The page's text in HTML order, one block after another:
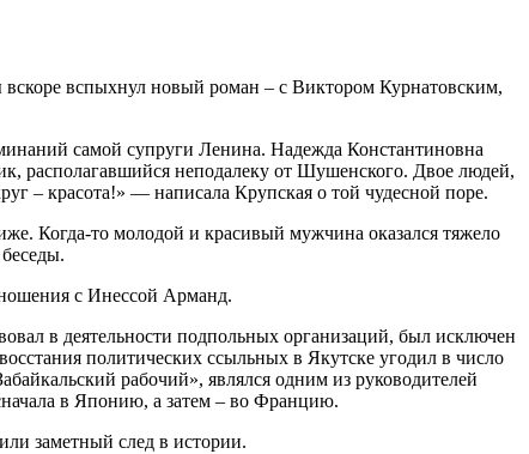
вспыхнул новый роман – с Виктором Курнатовским,
самой супруги Ленина. Надежда Константиновна
располагавшийся неподалеку от Шушенского. Двое людей,
– красота!» — написала Крупская о той чудесной поре.
Когда-то молодой и красивый мужчина оказался тяжело
с Инессой Арманд.
в деятельности подпольных организаций, был исключен
политических ссыльных в Якутске угодил в число
рабочий», являлся одним из руководителей
в Японию, а затем – во Францию.
заметный след в истории.